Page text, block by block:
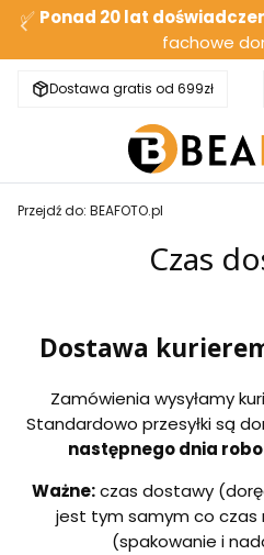
✅ Ponad 20 lat
fachowe
Dostawa gratis od 699zł
Przejdź do: BEAFOTO.pl
Czas
Dostawa
Zamówienia wysyłamy
Standardowo przesyłki są
następnego dnia
Ważne:czas dostawy
jest tym samym co czas
(spakowanie i